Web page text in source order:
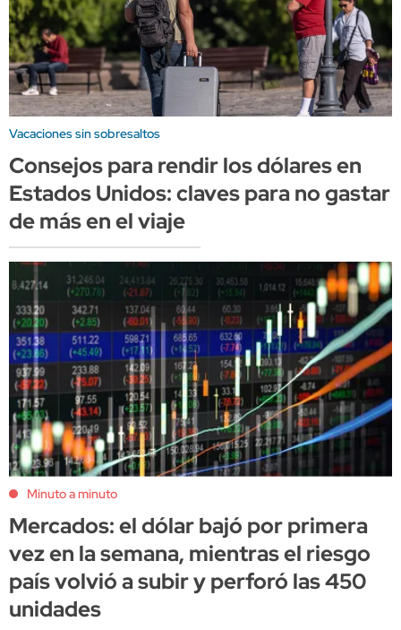
Vacaciones sin sobresaltos
Consejos para rendir los dólares en
Estados Unidos: claves para no gastar
de más en el viaje
Minuto a minuto
Mercados: el dólar bajó por primera
vez en la semana, mientras el riesgo
país volvió a subir y perforó las 450
unidades